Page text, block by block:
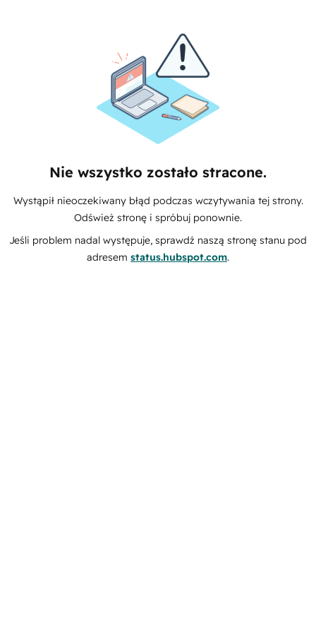
Nie wszystko zostało stracone.
Wystąpił nieoczekiwany błąd podczas wczytywania tej strony.
Odśwież stronę i spróbuj ponownie.
Jeśli problem nadal występuje, sprawdź naszą stronę stanu pod
adresem status.hubspot.com.